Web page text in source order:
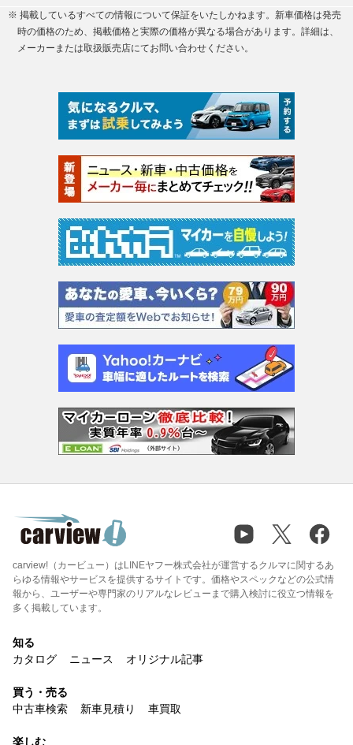
※ 掲載しているすべての情報について保証をいたしかねます。新車価格は発売
時の価格のため、掲載価格と実際の価格が異なる場合があります。詳細は、
メーカーまたは取扱販売店にてお問い合わせください。
carview!（カービュー）はLINEヤフー株式会社が運営するクルマに関するあ
らゆる情報やサービスを提供するサイトです。価格やスペックなどの公式情
報から、ユーザーや専門家のリアルなレビューまで購入検討に役立つ情報を
多く掲載しています。
知る
カタログ
ニュース オリジナル記事
買う・売る
中古車検索
新車見積り 車買取
楽しむ